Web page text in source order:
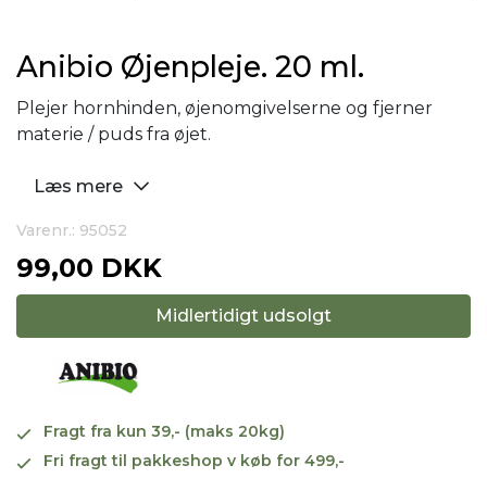
Anibio Øjenpleje. 20 ml.
Plejer hornhinden, øjenomgivelserne og fjerner
materie / puds fra øjet.
Læs mere
Varenr.: 95052
99,00 DKK
Midlertidigt udsolgt
Fragt fra kun 39,- (maks 20kg)
Fri fragt til pakkeshop v køb for 499,-